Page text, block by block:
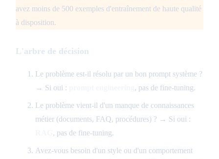
avez moins de 500 exemples d'entraînement de haute qualité
à disposition.
L'arbre de décision
Le problème est-il résolu par un bon prompt système ?
→ Si oui :
, pas de fine-tuning.
Le problème vient-il d'un manque de connaissances
métier (documents, FAQ, procédures) ? → Si oui :
, pas de fine-tuning.
Avez-vous besoin d'un style ou d'un comportement